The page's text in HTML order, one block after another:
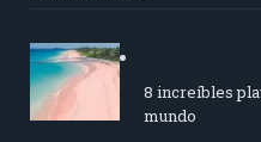
8 increíbles
mundo